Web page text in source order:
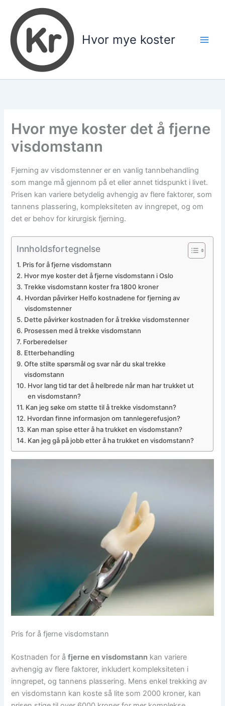
innholdet
Hvor mye koster
Hvor mye koster det å fjerne
visdomstann
Fjerning av visdomstenner er en vanlig tannbehandling
som mange må gjennom på et eller annet tidspunkt i livet.
Prisen kan variere betydelig avhengig av flere faktorer, som
tannens plassering, kompleksiteten av inngrepet, og om
det er behov for kirurgisk fjerning.
Innholdsfortegnelse
Pris for å fjerne visdomstann
Hvor mye koster det å fjerne visdomstann i Oslo
Trekke visdomstann koster fra 1800 kroner
Hvordan påvirker Helfo kostnadene for fjerning av
visdomstenner
Dette påvirker kostnaden for å trekke visdomstenner
Prosessen med å trekke visdomstann
Forberedelser
Etterbehandling
Ofte stilte spørsmål og svar når du skal trekke
visdomstann
Hvor lang tid tar det å helbrede når man har trukket ut
en visdomstann?
Kan jeg søke om støtte til å trekke visdomstann?
Hvordan finne informasjon om tannlegerefusjon?
Kan man spise etter å ha trukket en visdomstann?
Kan jeg gå på jobb etter å ha trukket en visdomstann?
Pris for å fjerne visdomstann
Kostnaden for åfjerne en visdomstann kan variere
avhengig av flere faktorer, inkludert kompleksiteten i
inngrepet, og tannens plassering. Mens enkel trekking av
en visdomstann kan koste så lite som 2000 kroner, kan